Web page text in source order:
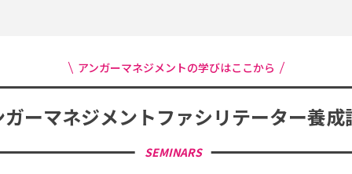
アンガーマネジメントの学びはここから
ーマネジメントファシリテーター養成
SEMINARS